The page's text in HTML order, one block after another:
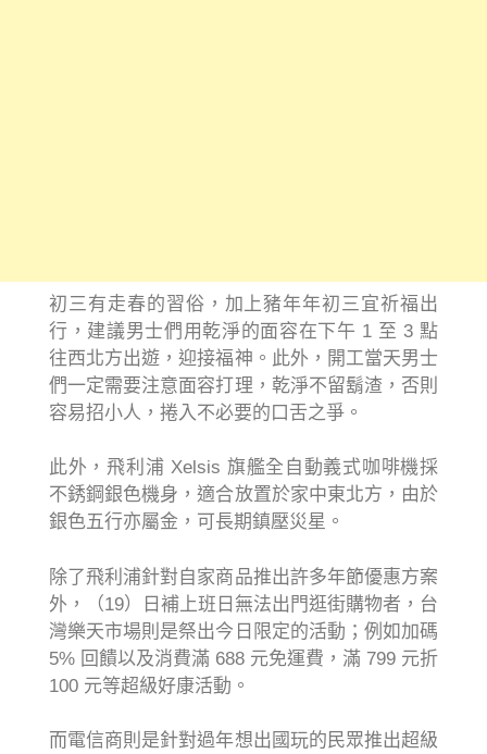
初三有走春的習俗，加上豬年年初三宜祈福出
行，建議男士們用乾淨的面容在下午 1 至 3 點
往西北方出遊，迎接福神。此外，開工當天男士
們一定需要注意面容打理，乾淨不留鬍渣，否則
容易招小人，捲入不必要的口舌之爭。
此外，飛利浦 Xelsis 旗艦全自動義式咖啡機採
不銹鋼銀色機身，適合放置於家中東北方，由於
銀色五行亦屬金，可長期鎮壓災星。
除了飛利浦針對自家商品推出許多年節優惠方案
外，（19）日補上班日無法出門逛街購物者，台
灣樂天市場則是祭出今日限定的活動；例如加碼
5% 回饋以及消費滿 688 元免運費，滿 799 元折
100 元等超級好康活動。
而電信商則是針對過年想出國玩的民眾推出超級